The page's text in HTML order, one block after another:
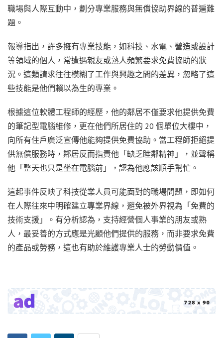
職場與人際互動中，劃分專業服務與無償協助界線的普遍難
題。
報導指出，許多擁有專業技能，如科技、水電、營造或設計
等領域的個人，常遭遇親友或熟人頻繁要求免費協助的狀
況。這類請求往往模糊了工作與興趣之間的差異，忽略了這
些技能是他們賴以為生的專業。
根據這位軟體工程師的經歷，他的鄰居不僅要求他提供免費
的筆記型電腦維修，更在他們所居住的 20 個單位大樓中，
向所有住戶廣泛宣傳他能夠提供免費協助。當工程師拒絕提
供無償服務時，鄰居反而指責他「缺乏睦鄰精神」，並聲稱
他「整天也只是坐在電腦前」，認為他應該順手幫忙。
這起事件反映了科技從業人員可能面對的職場問題，即如何
在人際往來中明確建立專業界線，避免被外界視為「免費的
技術支援」。有分析認為，支持經營個人事業的朋友或熟
人，最妥善的方式應是光顧他們提供的服務，而非要求免費
的產品或勞務，這也有助於維護專業人士的勞動價值。